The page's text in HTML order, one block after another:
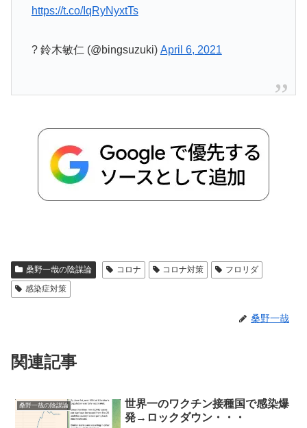
https://t.co/IqRyNyxtTs
? 鈴木敏仁 (@bingsuzuki) April 6, 2021
桑野一哉の陰謀論 コロナ コロナ対策
フロリダ
感染症対策
桑野一哉
関連記事
桑野一哉の陰謀論
世界一のワクチン接種国で感染爆
発→ロックダウン・・・